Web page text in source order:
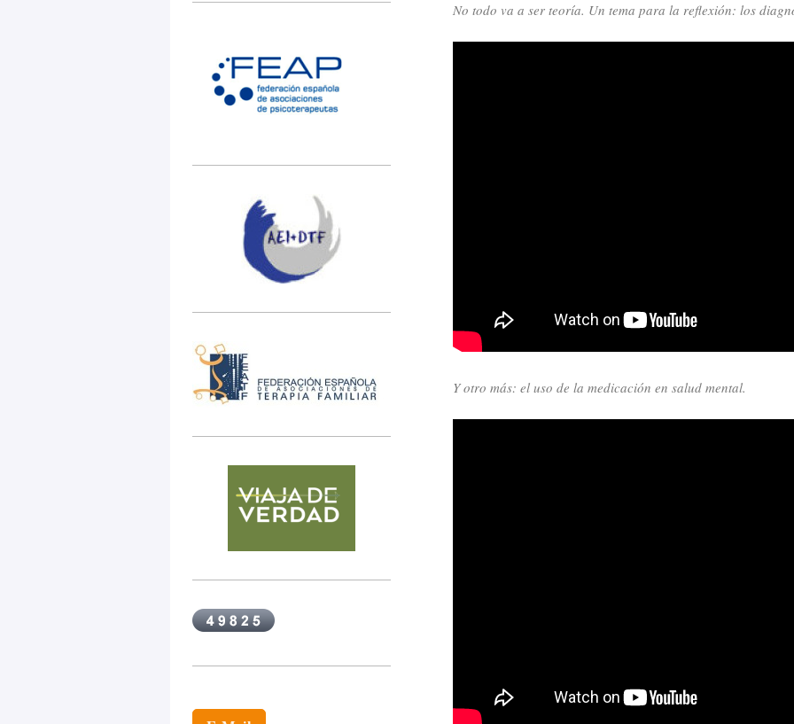
No todo va a ser teoría. Un tema para la reflexión: los
Y otro más: el uso de la medicación en salud mental.